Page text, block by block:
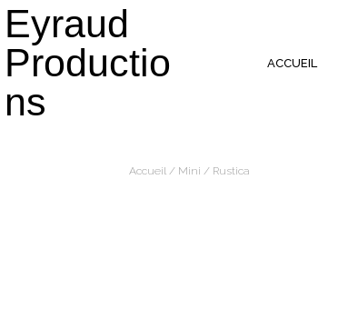
Eyraud
Productio
ns
ACCUEIL
Accueil / Mini / Rustica